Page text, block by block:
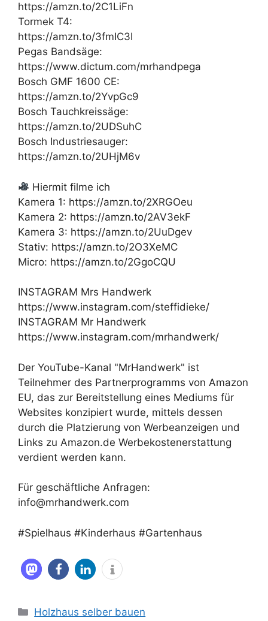
https://amzn.to/2C1LiFn
Tormek T4:
https://amzn.to/3fmIC3I
Pegas Bandsäge:
https://www.dictum.com/mrhandpega
Bosch GMF 1600 CE:
https://amzn.to/2YvpGc9
Bosch Tauchkreissäge:
https://amzn.to/2UDSuhC
Bosch Industriesauger:
https://amzn.to/2UHjM6v
Hiermit filme ich
Kamera 1: https://amzn.to/2XRGOeu
Kamera 2: https://amzn.to/2AV3ekF
Kamera 3: https://amzn.to/2UuDgev
Stativ: https://amzn.to/2O3XeMC
Micro: https://amzn.to/2GgoCQU
INSTAGRAM Mrs Handwerk
https://www.instagram.com/steffidieke/
INSTAGRAM Mr Handwerk
https://www.instagram.com/mrhandwerk/
Der YouTube-Kanal "MrHandwerk" ist
Teilnehmer des Partnerprogramms von Amazon
EU, das zur Bereitstellung eines Mediums für
Websites konzipiert wurde, mittels dessen
durch die Platzierung von Werbeanzeigen und
Links zu Amazon.de Werbekostenerstattung
verdient werden kann.
Für geschäftliche Anfragen:
info@mrhandwerk.com
#Spielhaus #Kinderhaus #Gartenhaus
Kategorien
Holzhaus selber bauen